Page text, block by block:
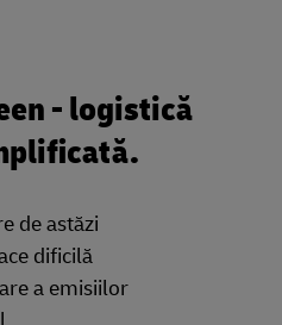
- logistică
de astăzi
dificilă
a emisiilor